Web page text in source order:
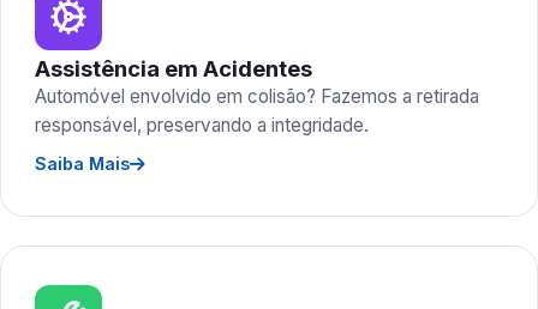
Assistência em Acidentes
Automóvel envolvido em colisão? Fazemos a retirada
responsável, preservando a integridade.
Saiba Mais